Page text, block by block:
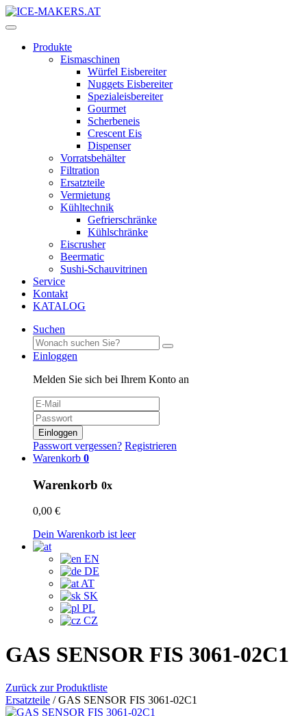
Produkte
Eismaschinen
Würfel Eisbereiter
Nuggets Eisbereiter
Spezialeisbereiter
Gourmet
Scherbeneis
Crescent Eis
Dispenser
Vorratsbehälter
Filtration
Ersatzteile
Vermietung
Kühltechnik
Gefrierschränke
Kühlschränke
Eiscrusher
Beermatic
Sushi-Schauvitrinen
Service
Kontakt
KATALOG
Suchen
Einloggen
Melden Sie sich bei Ihrem Konto an
Einloggen
Passwort vergessen? Registrieren
Warenkorb 0
Warenkorb 0x
0,00 €
Dein Warenkorb ist leer
EN
DE
AT
SK
PL
CZ
GAS SENSOR FIS 3061-02C1
Zurück zur Produktliste
Ersatzteile /GAS SENSOR FIS 3061-02C1